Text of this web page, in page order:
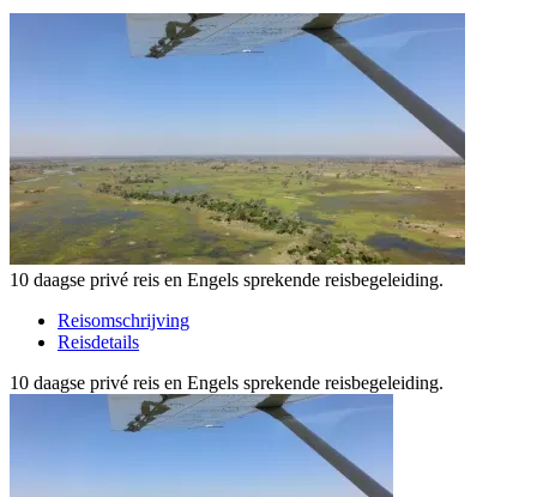
10 daagse privé reis en Engels sprekende reisbegeleiding.
Reisomschrijving
Reisdetails
10 daagse privé reis en Engels sprekende reisbegeleiding.